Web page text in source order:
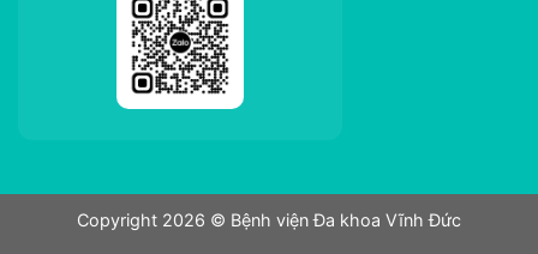
Copyright 2026 © Bệnh viện Đa khoa Vĩnh Đức